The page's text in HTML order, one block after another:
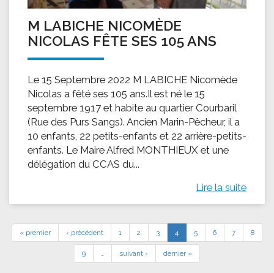
M LABICHE NICOMÈDE
NICOLAS FÊTE SES 105 ANS
Le 15 Septembre 2022 M LABICHE Nicomède
Nicolas a fêté ses 105 ans.Il est né le 15
septembre 1917 et habite au quartier Courbaril
(Rue des Purs Sangs). Ancien Marin-Pêcheur, il a
10 enfants, 22 petits-enfants et 22 arrière-petits-
enfants. Le Maire Alfred MONTHIEUX et une
délégation du CCAS du...
Lire la suite
« premier ‹ précédent 1 2 3 4 5 6 7 8
9 … suivant › dernier »